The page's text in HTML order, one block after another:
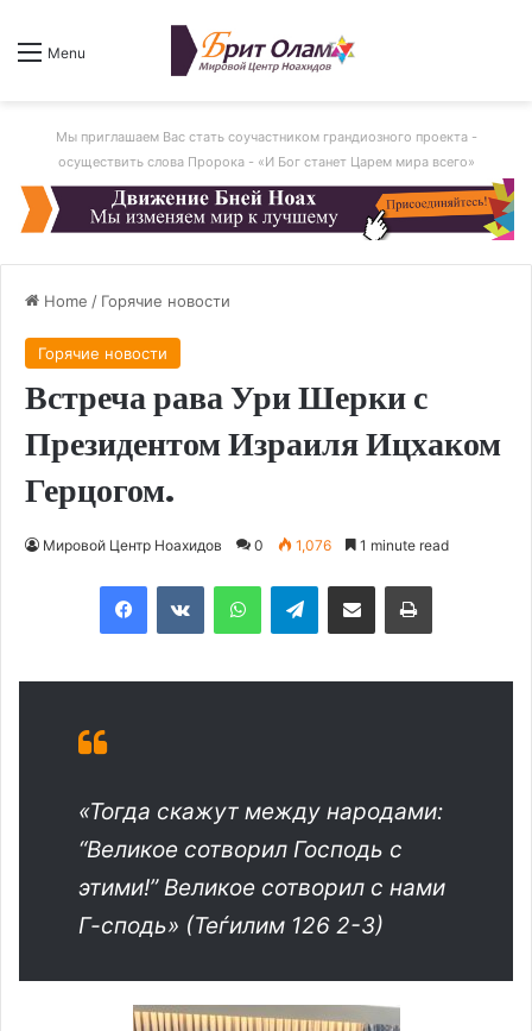
Menu
Мы приглашаем Вас стать соучастником грандиозного проекта -
осуществить слова Пророка - «И Бог станет Царем мира всего»
Home / Горячие новости
Горячие новости
Встреча рава Ури Шерки с
Президентом Израиля Ицхаком
Герцогом.
Мировой Центр Ноахидов 0 1,076 1 minute read
FacebookVKontakteWhatsAppTelegramShare via Email Print
«Тогда скажут между народами:
“Великое сотворил Господь с
этими!” Великое сотворил с нами
Г-сподь» (Теѓилим 126 2-3)